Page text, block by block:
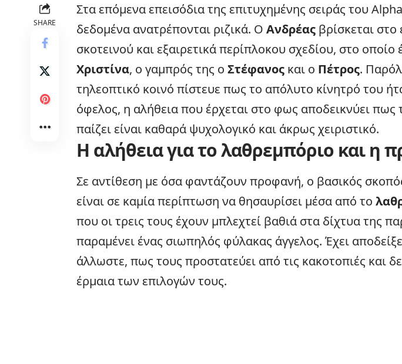
SHARE
Στα επόμενα επεισόδια της επιτυχημένης σειράς τουAlpha
δεδομένα ανατρέπονται ριζικά. Ο Ανδρέας βρίσκεται στο
σκοτεινού και εξαιρετικά περίπλοκου σχεδίου, στο οποίο
Χριστίνα, ο γαμπρός της ο Στέφανος και ο Πέτρος.
τηλεοπτικό κοινό πίστευε πως το απόλυτο κίνητρό του
όφελος, η αλήθεια που έρχεται στο φως αποδεικνύει πως
παίζει είναι καθαρά ψυχολογικό και άκρως χειριστικό.
Η αλήθεια για το λαθρεμπόριο και η
Σε αντίθεση με όσα φαντάζουν προφανή, ο βασικός
είναι σε καμία περίπτωση να θησαυρίσει μέσα από το
που οι τρεις τους έχουν μπλεχτεί βαθιά στα δίχτυα της
παραμένει ένας σιωπηλός φύλακας άγγελος. Έχει
άλλωστε, πως τους προστατεύει από τις κακοτοπιές και
έρμαια των επιλογών τους.